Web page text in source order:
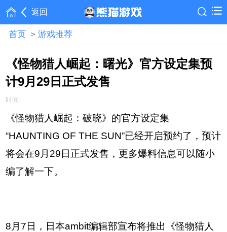
返回
首页 > 游戏推荐
《怪物猎人崛起：曙光》官方设定集预
计9月29日正式发售
时间:
《怪物猎人崛起：破晓》的官方设定集
“HAUNTING OF THE SUN”已经开启预约了，预计
将会在9月29日正式发售，更多爆料信息可以随小
编了解一下。
8月7日，日本ambit编辑部宣布将推出《怪物猎人